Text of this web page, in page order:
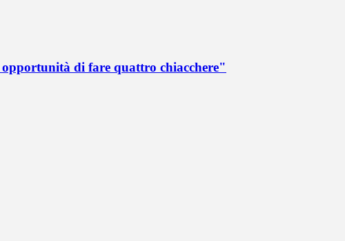
di fare quattro chiacchere"